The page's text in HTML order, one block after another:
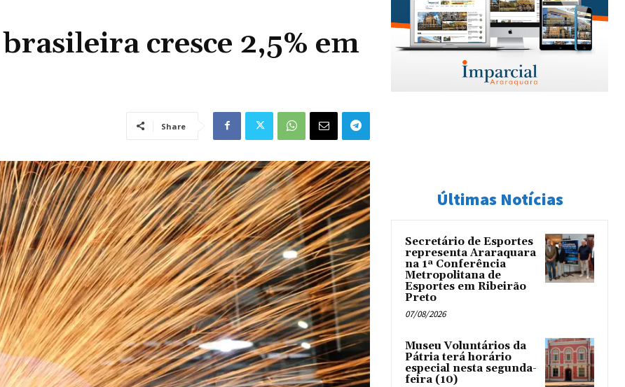
cresce 2,5% em
Share
Últimas Notícias
Secretário de Esportes
representa Araraquara
na 1ª Conferência
Metropolitana de
Esportes em Ribeirão
Preto
07/08/2026
Museu Voluntários da
Pátria terá horário
especial nesta segunda-
feira (10)